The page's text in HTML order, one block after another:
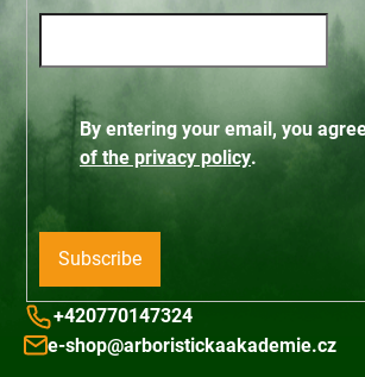
By entering your email, you
of the privacy policy.
Subscribe
+420770147324
e-shop@arboristickaakademie.cz